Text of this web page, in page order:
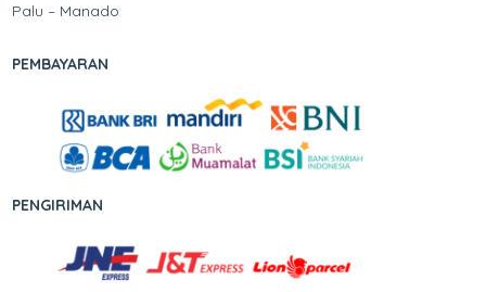
Palu – Manado
PEMBAYARAN
PENGIRIMAN